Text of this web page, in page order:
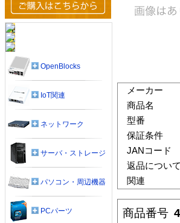
メーカー
商品名
型番
保証条件
JANコード
返品について
関連
商品番号
OpenBlocks
IoT関連
ネットワーク
サーバ・ストレージ
パソコン・周辺機器
PCパーツ